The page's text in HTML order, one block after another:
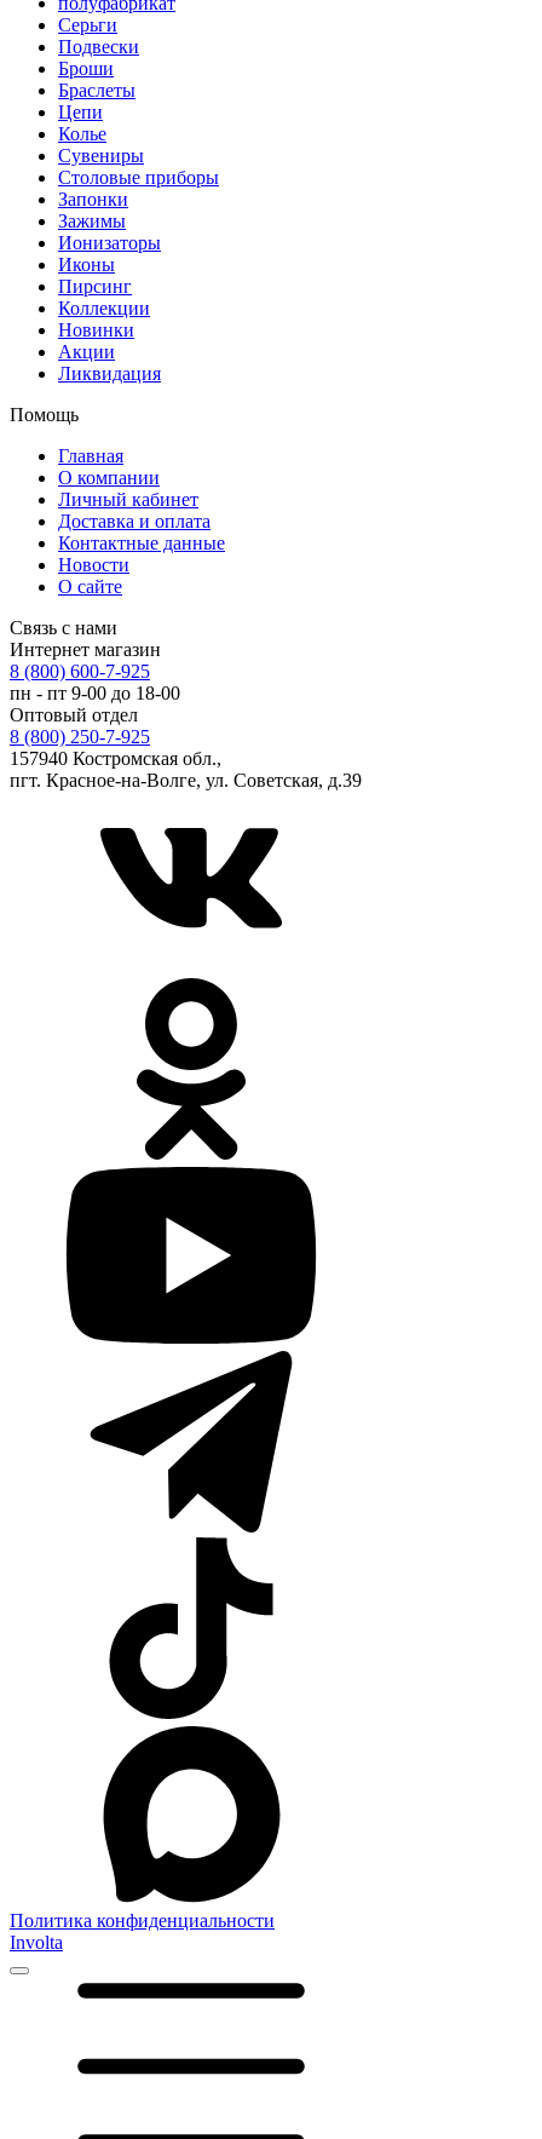
Серьги
Подвески
Броши
Браслеты
Цепи
Колье
Сувениры
Столовые приборы
Запонки
Зажимы
Ионизаторы
Иконы
Пирсинг
Коллекции
Новинки
Акции
Ликвидация
Помощь
Главная
О компании
Личный кабинет
Доставка и оплата
Контактные данные
Новости
О сайте
Связь с нами
Интернет магазин
8 (800) 600-7-925
пн - пт 9-00 до 18-00
Оптовый отдел
8 (800) 250-7-925
157940 Костромская обл.,
пгт. Красное-на-Волге, ул. Советская, д.39
Политика конфиденциальности
Involta